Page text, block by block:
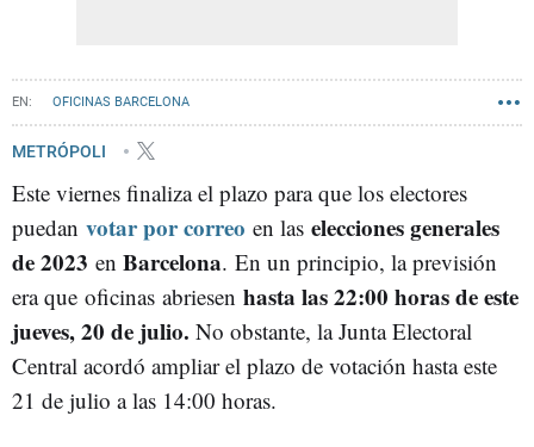
OFICINAS BARCELONA
METRÓPOLI
Este viernes finaliza el plazo para que los electores
puedan votar por correo en las elecciones generales
de 2023 en Barcelona. En un principio, la previsión
era que oficinas abriesen hasta las 22:00 horas de este
jueves, 20 de julio. No obstante, la Junta Electoral
Central acordó ampliar el plazo de votación hasta este
21 de julio a las 14:00 horas.